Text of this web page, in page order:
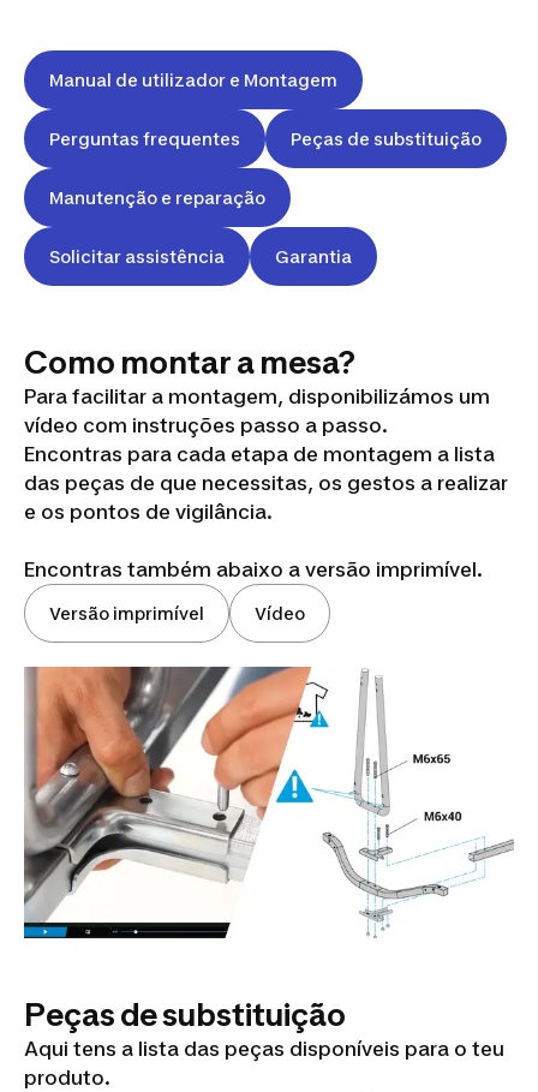
Manual de utilizador e Montagem
Perguntas frequentes Peças de substituição
Manutenção e reparação
Solicitar assistência Garantia
Como montar a mesa?
Para facilitar a montagem, disponibilizámos um
vídeo com instruções passo a passo.
Encontras para cada etapa de montagem a lista
das peças de que necessitas, os gestos a realizar
e os pontos de vigilância.
Encontras também abaixo a versão imprimível.
Versão imprimível Vídeo
Peças de substituição
Aqui tens a lista das peças disponíveis para o teu
produto.